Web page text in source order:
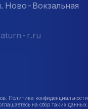
Ново-Вокзальная
r.ru
Политика конфиденциальности
на сбор таких данных.